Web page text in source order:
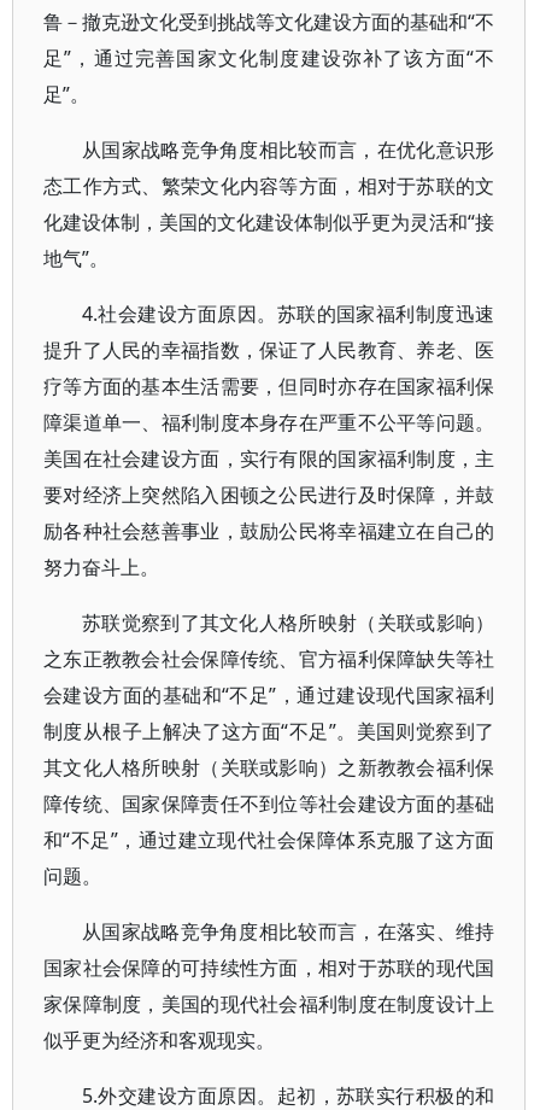
鲁－撤克逊文化受到挑战等文化建设方面的基础和“不
足”，通过完善国家文化制度建设弥补了该方面“不
足”。
从国家战略竞争角度相比较而言，在优化意识形
态工作方式、繁荣文化内容等方面，相对于苏联的文
化建设体制，美国的文化建设体制似乎更为灵活和“接
地气”。
4.社会建设方面原因。苏联的国家福利制度迅速
提升了人民的幸福指数，保证了人民教育、养老、医
疗等方面的基本生活需要，但同时亦存在国家福利保
障渠道单一、福利制度本身存在严重不公平等问题。
美国在社会建设方面，实行有限的国家福利制度，主
要对经济上突然陷入困顿之公民进行及时保障，并鼓
励各种社会慈善事业，鼓励公民将幸福建立在自己的
努力奋斗上。
苏联觉察到了其文化人格所映射（关联或影响）
之东正教教会社会保障传统、官方福利保障缺失等社
会建设方面的基础和“不足”，通过建设现代国家福利
制度从根子上解决了这方面“不足”。美国则觉察到了
其文化人格所映射（关联或影响）之新教教会福利保
障传统、国家保障责任不到位等社会建设方面的基础
和“不足”，通过建立现代社会保障体系克服了这方面
问题。
从国家战略竞争角度相比较而言，在落实、维持
国家社会保障的可持续性方面，相对于苏联的现代国
家保障制度，美国的现代社会福利制度在制度设计上
似乎更为经济和客观现实。
5.外交建设方面原因。起初，苏联实行积极的和